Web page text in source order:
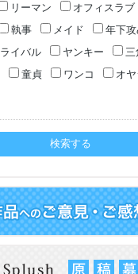
リーマン オフィスラブ
執事 メイド 年下攻
ライバル ヤンキー
童貞 ワンコ オヤ
検索する